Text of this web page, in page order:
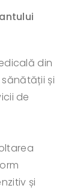
din
și
de
și